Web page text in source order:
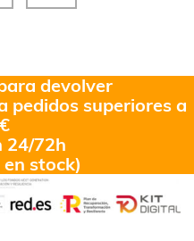
devolver
pedidos superiores a
24/72h
stock)